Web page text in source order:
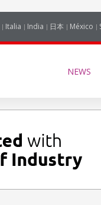
Italia India 日本 México
NEWS